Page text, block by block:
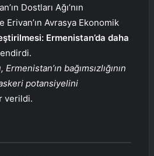
Dostları Ağı’nın
Erivan’ın Avrasya Ekonomik
Ermenistan’da daha
bağımsızlığının
potansiyelini
verildi.